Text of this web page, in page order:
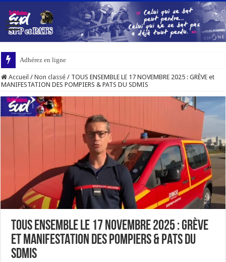
Adhérez en ligne
Accueil / Non classé / TOUS ENSEMBLE LE 17 NOVEMBRE 2025 : GRÈVE et
MANIFESTATION DES POMPIERS & PATS DU SDMIS
TOUS ENSEMBLE LE 17 NOVEMBRE 2025 : GRÈVE
et MANIFESTATION DES POMPIERS & PATS DU
SDMIS